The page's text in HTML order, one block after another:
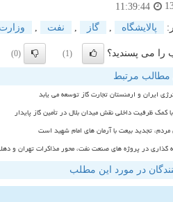
11:39:44
پالایشگاه گاز نفت
را می پسندید؟ (1)
(0)
مطالب مرتبط
ایران و ارمنستان تجارت گاز توسعه می یابد
کمک ظرفیت داخلی نقش میدان بلال در تأمین گاز پایدار
تجدید بیعت با آرمان های امام شهید است
گذاری در پروژه های صنعت نفت، محور مذاکرات تهران و
در مورد این مطلب